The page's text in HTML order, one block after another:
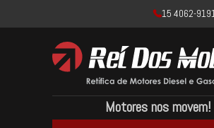
15 4062-
Motores nos movem!